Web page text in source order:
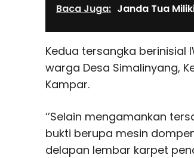
Baca Juga: Janda Tua
Kedua tersangka berinisial
warga Desa Simalinyang,
Kampar.
‘’Selain mengamankan
bukti berupa mesin
delapan lembar karpet